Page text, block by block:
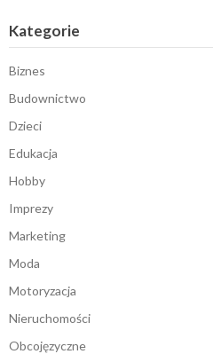
Kategorie
Biznes
Budownictwo
Dzieci
Edukacja
Hobby
Imprezy
Marketing
Moda
Motoryzacja
Nieruchomości
Obcojęzyczne